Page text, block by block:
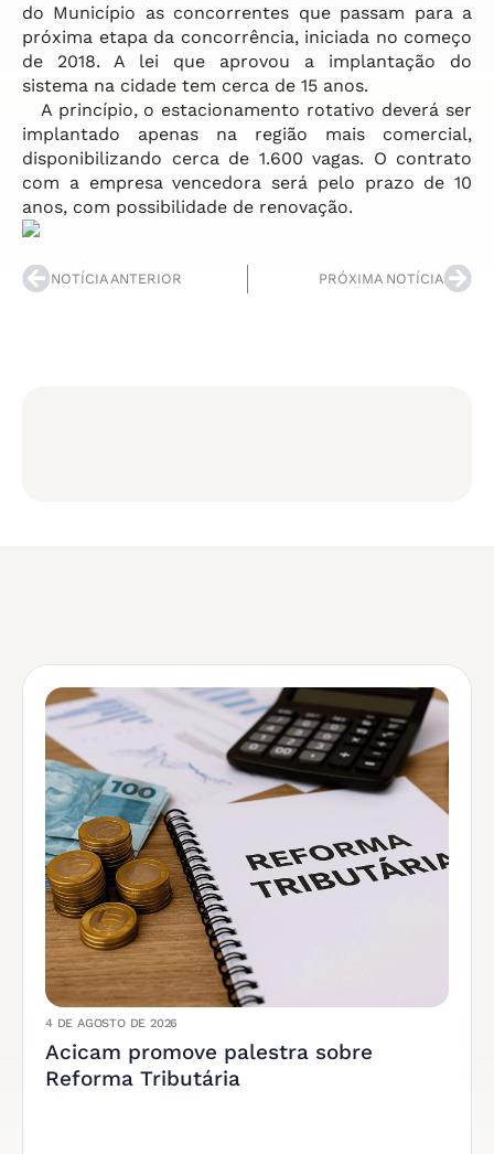
do Município as concorrentes que passam para a
próxima etapa da concorrência, iniciada no começo
de 2018. A lei que aprovou a implantação do
sistema na cidade tem cerca de 15 anos.
A princípio, o estacionamento rotativo deverá ser
implantado apenas na região mais comercial,
disponibilizando cerca de 1.600 vagas. O contrato
com a empresa vencedora será pelo prazo de 10
anos, com possibilidade de renovação.
NOTÍCIA ANTERIOR PRÓXIMA NOTÍCIA
4 DE AGOSTO DE 2026
Acicam promove palestra sobre
Reforma Tributária